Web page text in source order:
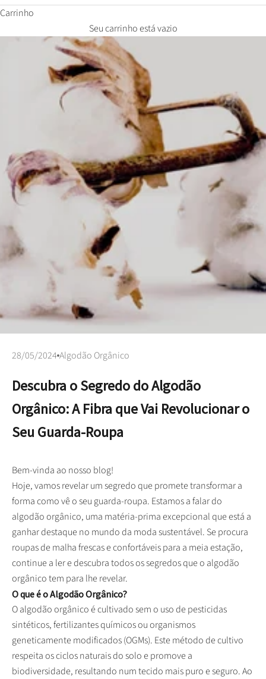
Carrinho
Seu carrinho está vazio
28/05/2024 Algodão Orgânico
Descubra o Segredo do Algodão
Orgânico: A Fibra que Vai Revolucionar o
Seu Guarda-Roupa
Bem-vinda ao nosso blog!
Hoje, vamos revelar um segredo que promete transformar a
forma como vê o seu guarda-roupa. Estamos a falar do
algodão orgânico, uma matéria-prima excepcional que está a
ganhar destaque no mundo da moda sustentável. Se procura
roupas de malha frescas e confortáveis para a meia estação,
continue a ler e descubra todos os segredos que o algodão
orgânico tem para lhe revelar.
O que é o Algodão Orgânico?
O algodão orgânico é cultivado sem o uso de pesticidas
sintéticos, fertilizantes químicos ou organismos
geneticamente modificados (OGMs). Este método de cultivo
respeita os ciclos naturais do solo e promove a
biodiversidade, resultando num tecido mais puro e seguro. Ao